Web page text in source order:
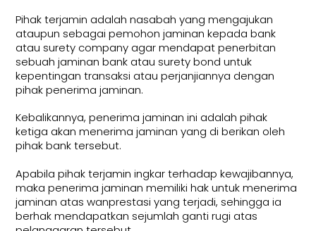
Pihak terjamin adalah nasabah yang mengajukan
ataupun sebagai pemohon jaminan kepada bank
atau surety company agar mendapat penerbitan
sebuah jaminan bank atau surety bond untuk
kepentingan transaksi atau perjanjiannya dengan
pihak penerima jaminan.
Kebalikannya, penerima jaminan ini adalah pihak
ketiga akan menerima jaminan yang di berikan oleh
pihak bank tersebut.
Apabila pihak terjamin ingkar terhadap kewajibannya,
maka penerima jaminan memiliki hak untuk menerima
jaminan atas wanprestasi yang terjadi, sehingga ia
berhak mendapatkan sejumlah ganti rugi atas